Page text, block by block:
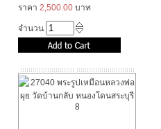
ราคา 2,500.00 บาท
จำนวน